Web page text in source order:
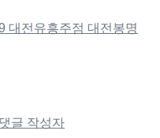
대전유흥주점 대전봉명
글 작성자